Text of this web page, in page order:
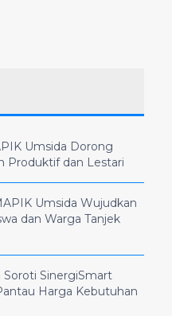
Umsida Dorong
Produktif dan Lestari
Umsida Wujudkan
dan Warga Tanjek
Soroti SinergiSmart
Harga Kebutuhan